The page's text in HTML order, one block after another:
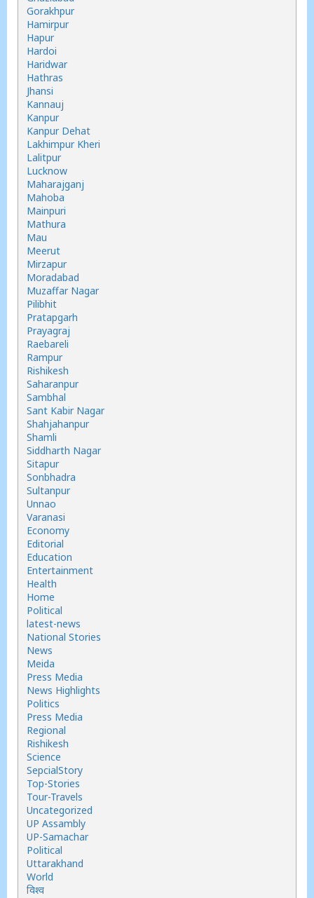
Gorakhpur
Hamirpur
Hapur
Hardoi
Haridwar
Hathras
Jhansi
Kannauj
Kanpur
Kanpur Dehat
Lakhimpur Kheri
Lalitpur
Lucknow
Maharajganj
Mahoba
Mainpuri
Mathura
Mau
Meerut
Mirzapur
Moradabad
Muzaffar Nagar
Pilibhit
Pratapgarh
Prayagraj
Raebareli
Rampur
Rishikesh
Saharanpur
Sambhal
Sant Kabir Nagar
Shahjahanpur
Shamli
Siddharth Nagar
Sitapur
Sonbhadra
Sultanpur
Unnao
Varanasi
Economy
Editorial
Education
Entertainment
Health
Home
Political
latest-news
National Stories
News
Meida
Press Media
News Highlights
Politics
Press Media
Regional
Rishikesh
Science
SepcialStory
Top-Stories
Tour-Travels
Uncategorized
UP Assambly
UP-Samachar
Political
Uttarakhand
World
विश्व